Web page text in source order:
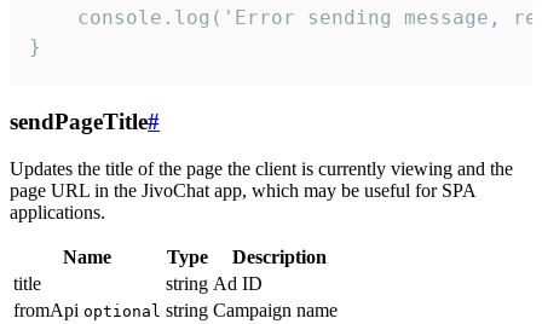
console.log('Error sending message,
}
sendPageTitle#
Updates the title of the page the client is currently viewing and the
page URL in the JivoChat app, which may be useful for SPA
applications.
Name Type
Description
title
string Ad ID
fromApi optional string Campaign name